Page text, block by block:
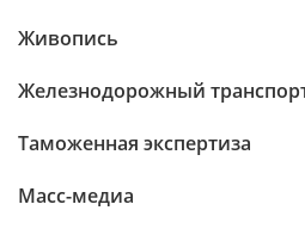
Живопись
Железнодорожный
Таможенная экспертиза
Масс-медиа